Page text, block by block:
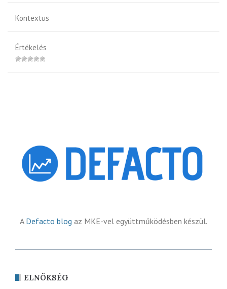
Kontextus
Értékelés
A Defacto blog az MKE-vel együttműködésben készül.
ELNÖKSÉG